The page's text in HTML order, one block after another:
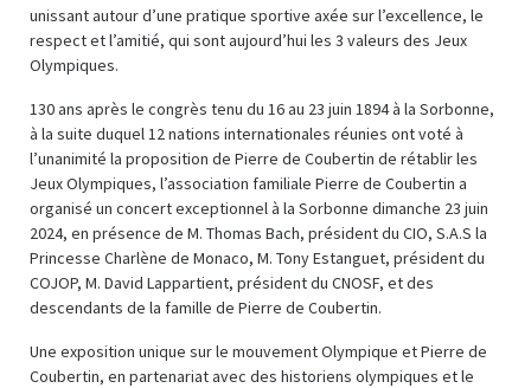
unissant autour d’une pratique sportive axée sur l’excellence, le
respect et l’amitié, qui sont aujourd’hui les 3 valeurs des Jeux
Olympiques.
130 ans après le congrès tenu du 16 au 23 juin 1894 à la Sorbonne,
à la suite duquel 12 nations internationales réunies ont voté à
l’unanimité la proposition de Pierre de Coubertin de rétablir les
Jeux Olympiques, l’association familiale Pierre de Coubertin a
organisé un concert exceptionnel à la Sorbonne dimanche 23 juin
2024, en présence de M. Thomas Bach, président du CIO, S.A.S la
Princesse Charlène de Monaco, M. Tony Estanguet, président du
COJOP, M. David Lappartient, président du CNOSF, et des
descendants de la famille de Pierre de Coubertin.
Une exposition unique sur le mouvement Olympique et Pierre de
Coubertin, en partenariat avec des historiens olympiques et le